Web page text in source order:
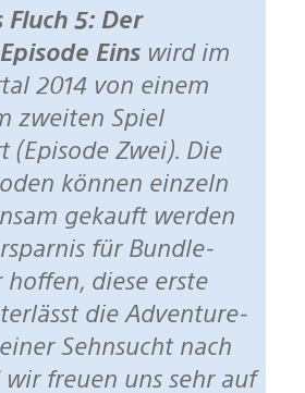
Einswird im
2014 von einem
zweiten Spiel
Zwei). Die
können einzeln
gekauft werden
für Bundle-
hoffen, diese erste
die Adventure-
Sehnsucht nach
freuen uns sehr auf